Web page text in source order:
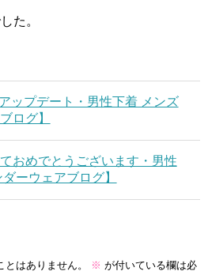
た。
ップデート・男性下着 メンズ
ログ】
おめでとうございます・男性
ーウェアブログ】
はありません。 ※ が付いている欄は必